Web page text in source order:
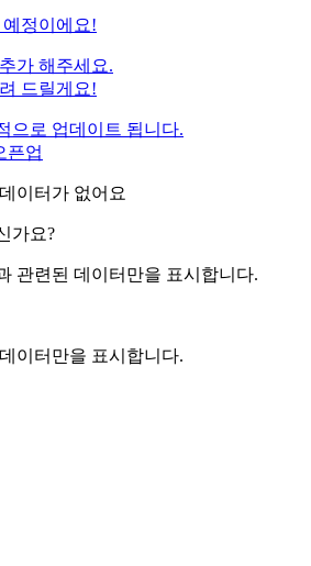
정이에요!
가 해주세요.
드릴게요!
으로 업데이트 됩니다.
픈업
이터가 없어요
가요?
관련된 데이터만을 표시합니다.
이터만을 표시합니다.